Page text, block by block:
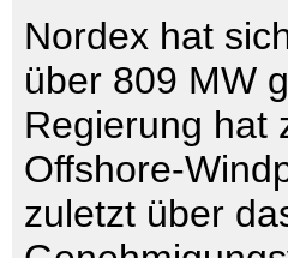
Nordex hat
über 809 MW
Regierung hat
Offshore-
zuletzt über